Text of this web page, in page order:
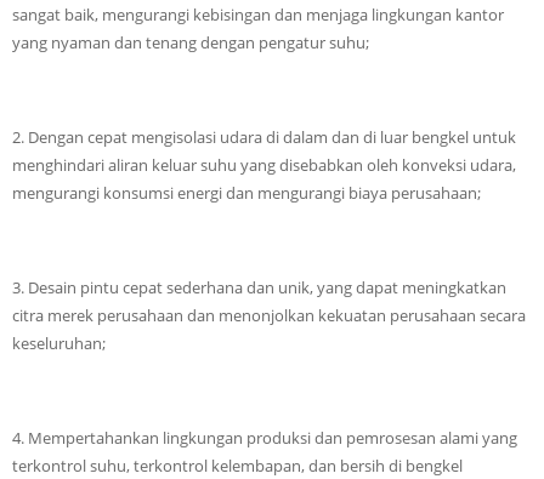
sangat baik, mengurangi kebisingan dan menjaga lingkungan kantor
yang nyaman dan tenang dengan pengatur suhu;
2. Dengan cepat mengisolasi udara di dalam dan di luar bengkel untuk
menghindari aliran keluar suhu yang disebabkan oleh konveksi udara,
mengurangi konsumsi energi dan mengurangi biaya perusahaan;
3. Desain pintu cepat sederhana dan unik, yang dapat meningkatkan
citra merek perusahaan dan menonjolkan kekuatan perusahaan secara
keseluruhan;
4. Mempertahankan lingkungan produksi dan pemrosesan alami yang
terkontrol suhu, terkontrol kelembapan, dan bersih di bengkel